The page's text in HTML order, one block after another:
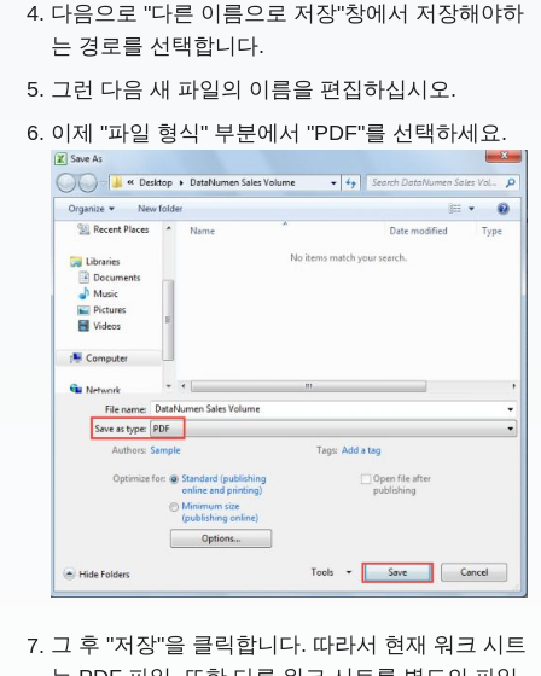
다음으로 "다른 이름으로 저장"창에서 저장해야하
는 경로를 선택합니다.
그런 다음 새 파일의 이름을 편집하십시오.
이제 "파일 형식" 부분에서 "PDF"를 선택하세요.
그 후 "저장"을 클릭합니다. 따라서 현재 워크 시트